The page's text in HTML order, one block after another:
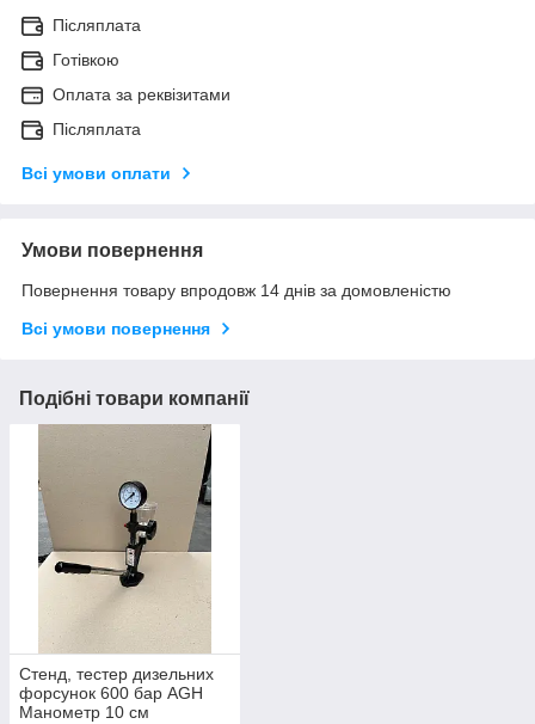
Післяплата
Готівкою
Оплата за реквізитами
Післяплата
Всі умови оплати
Умови повернення
Повернення товару впродовж 14 днів за домовленістю
Всі умови повернення
Подібні товари компанії
Стенд, тестер дизельних
форсунок 600 бар AGH
Манометр 10 см